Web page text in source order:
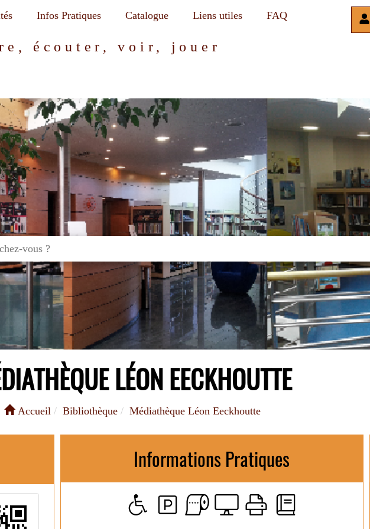
Infos Pratiques Catalogue Liens utiles FAQ
écouter, voir, jouer
LÉON EECKHOUTTE
Accueil Bibliothèque Médiathèque Léon Eeckhoutte
Informations Pratiques